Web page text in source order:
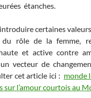
étanches.
introduire certaines
rôle de la femme,
et active contre
vecteur de
cet article ici : monde
sur l’amour courtois au